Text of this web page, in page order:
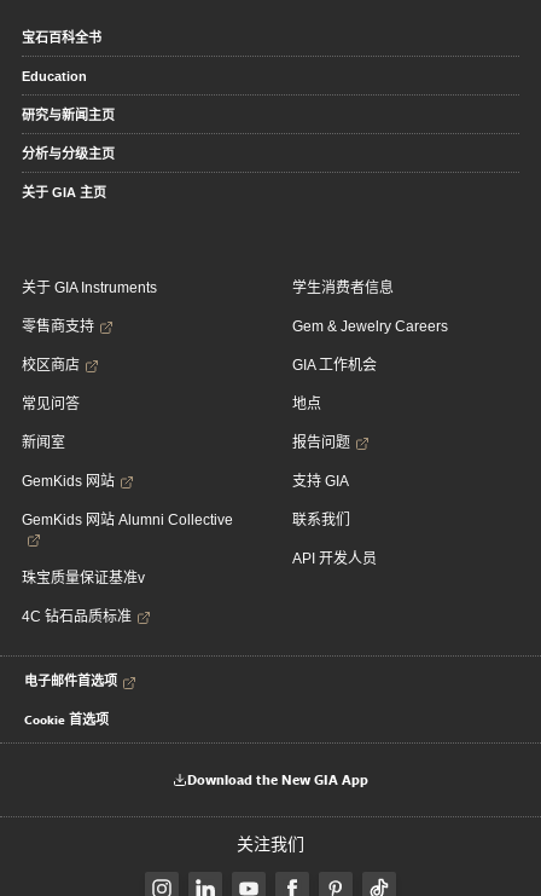
宝石百科全书
Education
研究与新闻主页
分析与分级主页
关于 GIA 主页
关于 GIA Instruments
零售商支持
校区商店
常见问答
新闻室
GemKids 网站
GemKids 网站 Alumni Collective
珠宝质量保证基准v
4C 钻石品质标准
学生消费者信息
Gem & Jewelry Careers
GIA 工作机会
地点
报告问题
支持 GIA
联系我们
API 开发人员
电子邮件首选项
Cookie 首选项
Download the New GIA App
关注我们